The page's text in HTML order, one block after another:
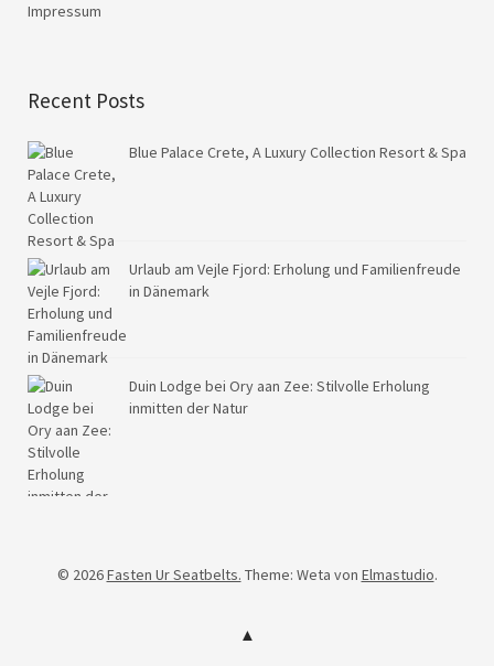
Impressum
Recent Posts
Blue Palace Crete, A Luxury Collection Resort & Spa
Urlaub am Vejle Fjord: Erholung und Familienfreude
in Dänemark
Duin Lodge bei Ory aan Zee: Stilvolle Erholung
inmitten der Natur
© 2026Fasten Ur Seatbelts. Theme: Weta von Elmastudio.